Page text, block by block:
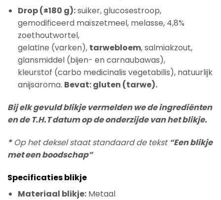
Drop (±180 g):suiker, glucosestroop,
gemodificeerd maïszetmeel, melasse, 4,8%
zoethoutwortel,
gelatine (varken), tarwebloem, salmiakzout,
glansmiddel (bijen- en carnaubawas),
kleurstof (carbo medicinalis vegetabilis), natuurlijk
anijsaroma. Bevat: gluten (tarwe).
Bij elk gevuld blikje vermelden we de ingrediënten
en de T.H.T datum op de onderzijde van het blikje.
*Op het deksel staat standaard de tekst“Een blikje
met een boodschap”
Specificaties blikje
Materiaal blikje:Metaal